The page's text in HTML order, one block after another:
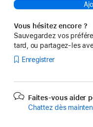
Vous hésitez encore ?
Sauvegardez vos
tard, ou partagez-les
Enregistrer
Faites-vous aider
Chattez dès